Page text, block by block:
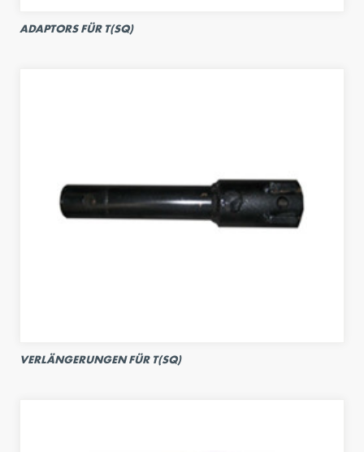
ADAPTORS FÜR T(SQ)
VERLÄNGERUNGEN FÜR T(SQ)